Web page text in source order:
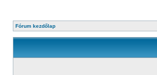
Fórum kezdőlap